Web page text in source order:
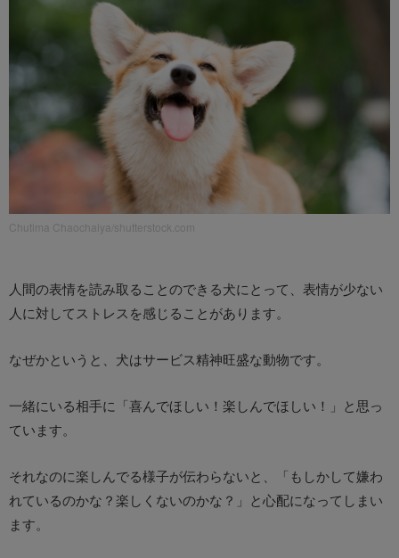
Chutima Chaochaiya/shutterstock.com
人間の表情を読み取ることのできる犬にとって、表情が少ない
人に対してストレスを感じることがあります。
なぜかというと、犬はサービス精神旺盛な動物です。
一緒にいる相手に「喜んでほしい！楽しんでほしい！」と思っ
ています。
それなのに楽しんでる様子が伝わらないと、「もしかして嫌わ
れているのかな？楽しくないのかな？」と心配になってしまい
ます。